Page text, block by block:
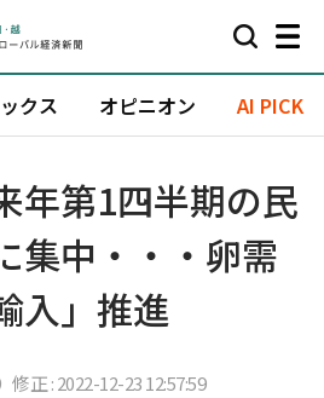
クス オピニオン AI PICK
年第1四半期の民
集中・・・卵需
入」推進
修正 : 2022-12-23 12:57:59